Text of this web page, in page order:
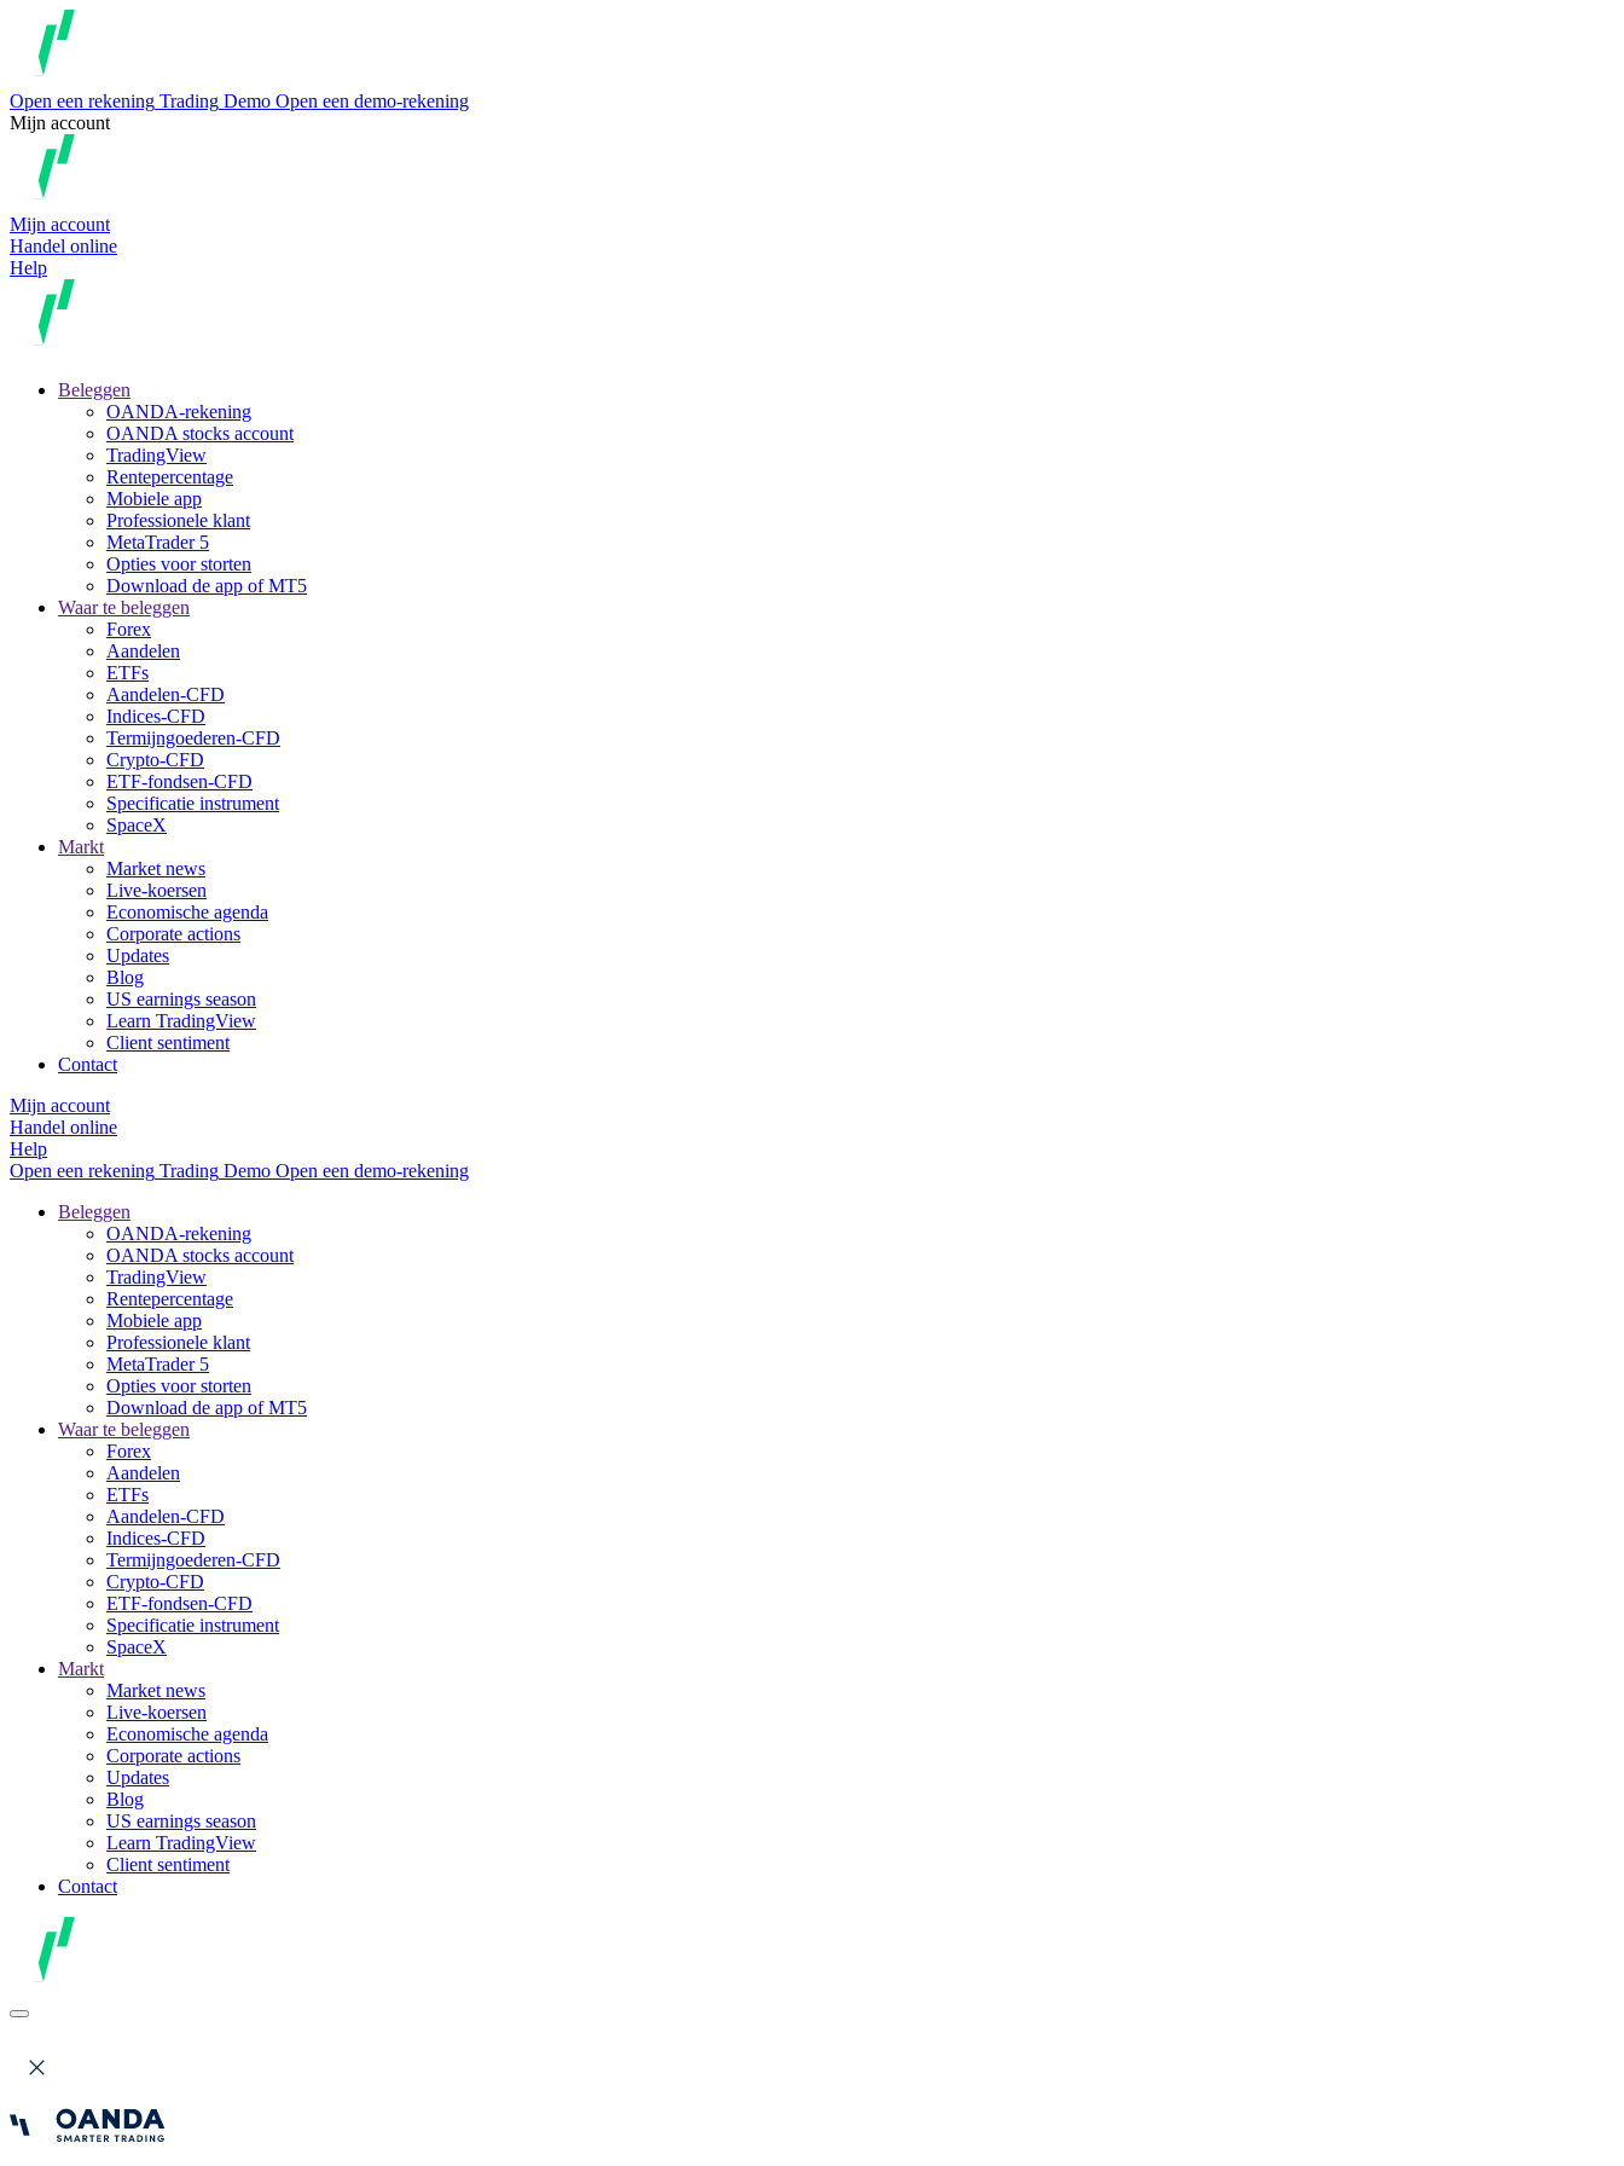
Open een rekening Trading Demo Open een demo-rekening
Mijn account
Mijn account
Handel online
Help
Beleggen
OANDA-rekening
OANDA stocks account
TradingView
Rentepercentage
Mobiele app
Professionele klant
MetaTrader 5
Opties voor storten
Download de app of MT5
Waar te beleggen
Forex
Aandelen
ETFs
Aandelen-CFD
Indices-CFD
Termijngoederen-CFD
Crypto-CFD
ETF-fondsen-CFD
Specificatie instrument
SpaceX
Markt
Market news
Live-koersen
Economische agenda
Corporate actions
Updates
Blog
US earnings season
Learn TradingView
Client sentiment
Contact
Mijn account
Handel online
Help
Open een rekening Trading Demo Open een demo-rekening
Beleggen
OANDA-rekening
OANDA stocks account
TradingView
Rentepercentage
Mobiele app
Professionele klant
MetaTrader 5
Opties voor storten
Download de app of MT5
Waar te beleggen
Forex
Aandelen
ETFs
Aandelen-CFD
Indices-CFD
Termijngoederen-CFD
Crypto-CFD
ETF-fondsen-CFD
Specificatie instrument
SpaceX
Markt
Market news
Live-koersen
Economische agenda
Corporate actions
Updates
Blog
US earnings season
Learn TradingView
Client sentiment
Contact